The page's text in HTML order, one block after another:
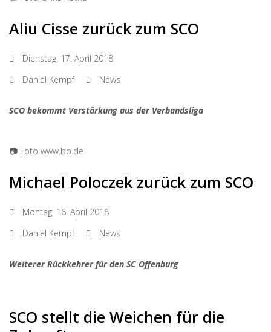
Aliu Cisse zurück zum SCO
Dienstag, 17. April 2018
Daniel Kempf
News
SCO bekommt Verstärkung aus der Verbandsliga
📷 Foto www.bo.de
Michael Poloczek zurück zum SCO
Montag, 16. April 2018
Daniel Kempf
News
Weiterer Rückkehrer für den SC Offenburg
SCO stellt die Weichen für die